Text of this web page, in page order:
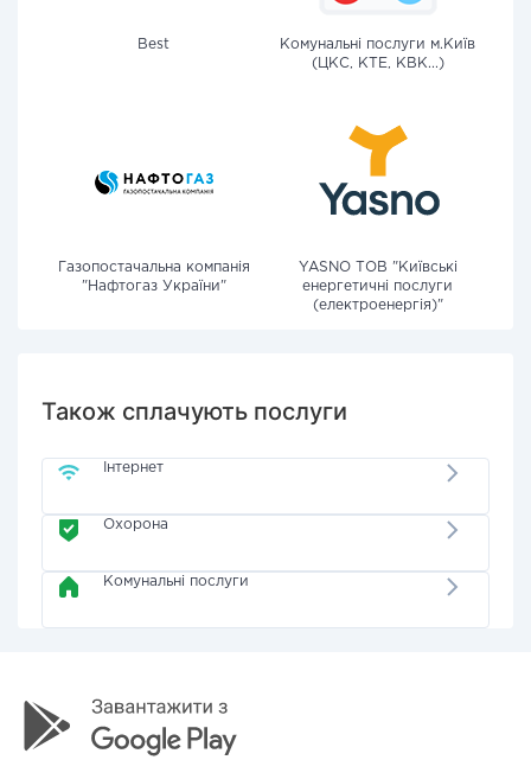
Best
Комунальні послуги м.Київ
(ЦКС, КТЕ, КВК...)
Газопостачальна компанія
"Нафтогаз України"
YASNO ТОВ "Київські
енергетичні послуги
(електроенергія)"
Також сплачують послуги
Інтернет
Охорона
Комунальні послуги